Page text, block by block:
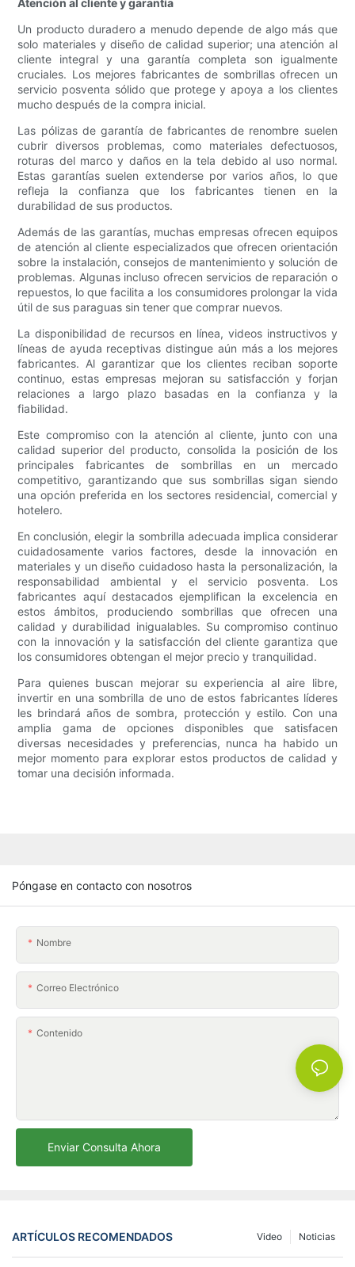
Atención al cliente y garantía
Un producto duradero a menudo depende de algo más que
solo materiales y diseño de calidad superior; una atención al
cliente integral y una garantía completa son igualmente
cruciales. Los mejores fabricantes de sombrillas ofrecen un
servicio posventa sólido que protege y apoya a los clientes
mucho después de la compra inicial.
Las pólizas de garantía de fabricantes de renombre suelen
cubrir diversos problemas, como materiales defectuosos,
roturas del marco y daños en la tela debido al uso normal.
Estas garantías suelen extenderse por varios años, lo que
refleja la confianza que los fabricantes tienen en la
durabilidad de sus productos.
Además de las garantías, muchas empresas ofrecen equipos
de atención al cliente especializados que ofrecen orientación
sobre la instalación, consejos de mantenimiento y solución de
problemas. Algunas incluso ofrecen servicios de reparación o
repuestos, lo que facilita a los consumidores prolongar la vida
útil de sus paraguas sin tener que comprar nuevos.
La disponibilidad de recursos en línea, videos instructivos y
líneas de ayuda receptivas distingue aún más a los mejores
fabricantes. Al garantizar que los clientes reciban soporte
continuo, estas empresas mejoran su satisfacción y forjan
relaciones a largo plazo basadas en la confianza y la
fiabilidad.
Este compromiso con la atención al cliente, junto con una
calidad superior del producto, consolida la posición de los
principales fabricantes de sombrillas en un mercado
competitivo, garantizando que sus sombrillas sigan siendo
una opción preferida en los sectores residencial, comercial y
hotelero.
En conclusión, elegir la sombrilla adecuada implica considerar
cuidadosamente varios factores, desde la innovación en
materiales y un diseño cuidadoso hasta la personalización, la
responsabilidad ambiental y el servicio posventa. Los
fabricantes aquí destacados ejemplifican la excelencia en
estos ámbitos, produciendo sombrillas que ofrecen una
calidad y durabilidad inigualables. Su compromiso continuo
con la innovación y la satisfacción del cliente garantiza que
los consumidores obtengan el mejor precio y tranquilidad.
Para quienes buscan mejorar su experiencia al aire libre,
invertir en una sombrilla de uno de estos fabricantes líderes
les brindará años de sombra, protección y estilo. Con una
amplia gama de opciones disponibles que satisfacen
diversas necesidades y preferencias, nunca ha habido un
mejor momento para explorar estos productos de calidad y
tomar una decisión informada.
Póngase en contacto con nosotros
Nombre
Correo Electrónico
Contenido
Enviar Consulta Ahora
ARTÍCULOS RECOMENDADOS Noticias
Video